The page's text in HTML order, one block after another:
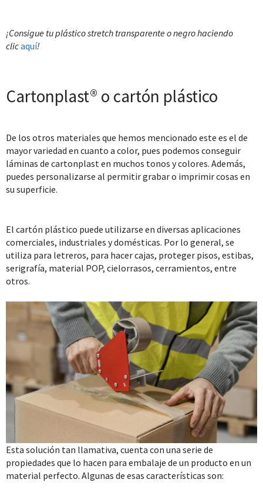
¡Consigue tu plástico stretch transparente o negro haciendo
clicaquí!
Cartonplast® o cartón plástico
De los otros materiales que hemos mencionado este es el de
mayor variedad en cuanto a color, pues podemos conseguir
láminas de cartonplast en muchos tonos y colores. Además,
puedes personalizarse al permitir grabar o imprimir cosas en
su superficie.
El cartón plástico puede utilizarse en diversas aplicaciones
comerciales, industriales y domésticas. Por lo general, se
utiliza para letreros, para hacer cajas, proteger pisos, estibas,
serigrafía, material POP, cielorrasos, cerramientos, entre
otros.
Esta solución tan llamativa, cuenta con una serie de
propiedades que lo hacen para embalaje de un producto en un
material perfecto. Algunas de esas características son: